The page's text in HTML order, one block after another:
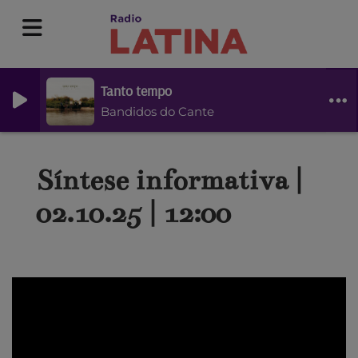
Tanto tempo
Bandidos do Cante
Síntese informativa |
02.10.25 | 12:00